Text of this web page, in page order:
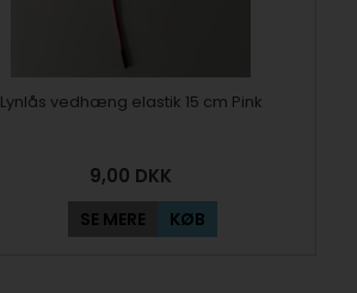
Lynlås vedhæng elastik 15 cm Pink
9,00 DKK
SE MERE KØB